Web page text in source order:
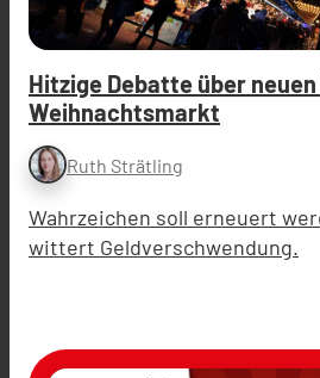
Hitzige Debatte über
Weihnachtsmarkt
Ruth Strätling
Wahrzeichen soll erneuert
wittert Geldverschwendung.